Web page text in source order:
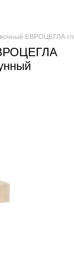
ЕВРОЦЕГЛА